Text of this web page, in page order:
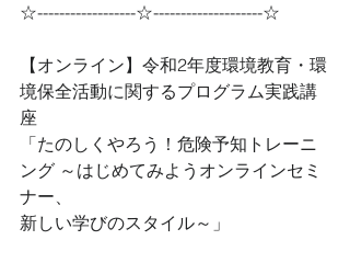
☆------------------☆--------------------☆
【オンライン】令和2年度環境教育・環
境保全活動に関するプログラム実践講
座
「たのしくやろう！危険予知トレーニ
ング ～はじめてみようオンラインセミ
ナー、
新しい学びのスタイル～」